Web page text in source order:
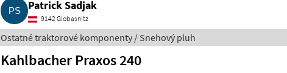
Patrick Sadjak
9142 Globasnitz
Ostatné traktorové komponenty / Snehový pluh
Kahlbacher Praxos 240